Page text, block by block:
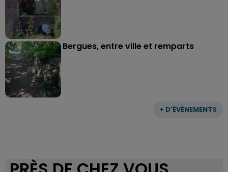
+ D'ÉVÈNEMENTS
Bergues, entre ville et remparts